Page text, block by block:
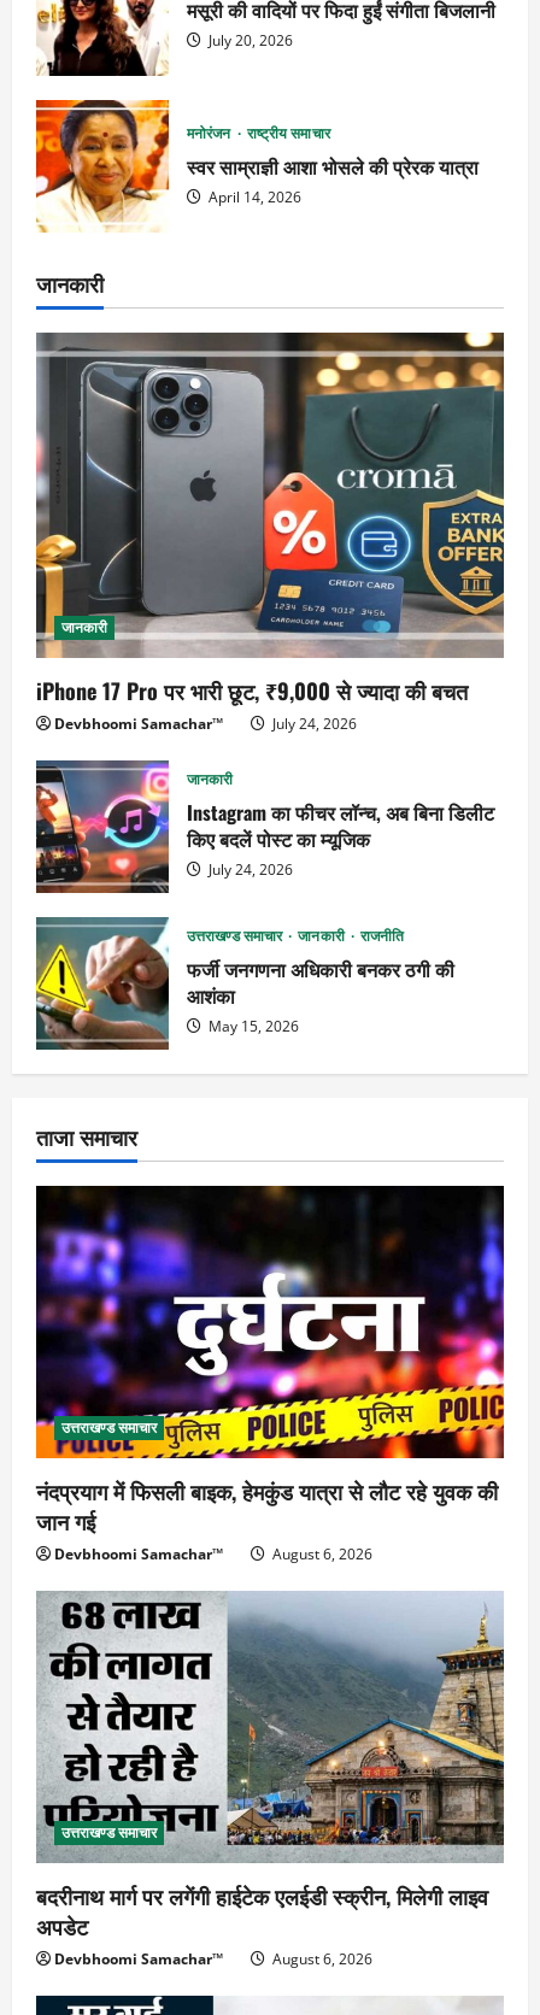
मसूरी की वादियों पर फिदा हुईं संगीता बिजलानी
July 20, 2026
मनोरंजन राष्ट्रीय समाचार
स्वर साम्राज्ञी आशा भोसले की प्रेरक यात्रा
April 14, 2026
जानकारी
जानकारी
iPhone 17 Pro पर भारी छूट, ₹9,000 से ज्यादा की बचत
Devbhoomi Samachar™ July 24, 2026
जानकारी
Instagram का फीचर लॉन्च, अब बिना डिलीट
किए बदलें पोस्ट का म्यूजिक
July 24, 2026
उत्तराखण्ड समाचार जानकारी राजनीति
फर्जी जनगणना अधिकारी बनकर ठगी की
आशंका
May 15, 2026
ताजा समाचार
उत्तराखण्ड समाचार
नंदप्रयाग में फिसली बाइक, हेमकुंड यात्रा से लौट रहे युवक की
जान गई
Devbhoomi Samachar™ August 6, 2026
उत्तराखण्ड समाचार
बदरीनाथ मार्ग पर लगेंगी हाईटेक एलईडी स्क्रीन, मिलेगी लाइव
अपडेट
Devbhoomi Samachar™ August 6, 2026